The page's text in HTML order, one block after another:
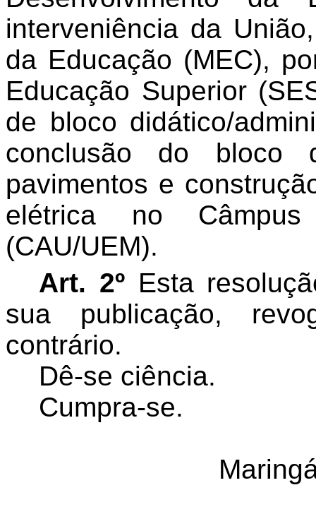
interveniência da
da Educação (MEC),
Educação Superior
de bloco didático/
conclusão do bloco
pavimentos e
elétrica no Câmpus
(CAU/UEM).
Art. 2º Esta
sua publicação,
contrário.
Dê-se ciência.
Cumpra-se.